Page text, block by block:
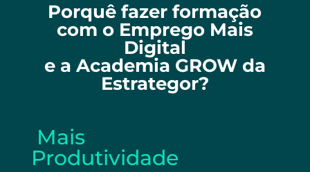
Porquê fazer formação
com o Emprego Mais
Digital
e a Academia GROW da
Estrategor?
Mais
Produtividade